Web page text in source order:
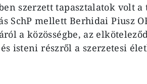
szerzett tapasztalatok volt a
SchP mellett Berhidai Piusz
a közösségbe, az
isteni részről a szerzetesi